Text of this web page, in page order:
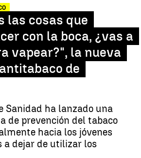
las cosas que
con la boca, ¿vas a
vapear?", la nueva
de
Sanidad ha lanzado una
de prevención del tabaco
hacia los jóvenes
a dejar de utilizar los